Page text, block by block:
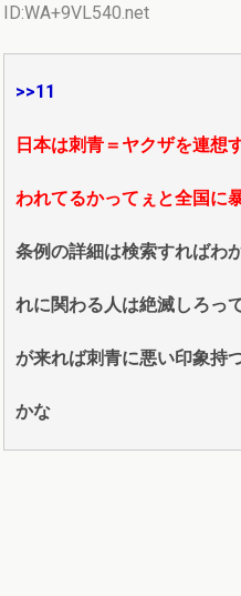
ID:WA+9VL540.net
>>11
日本は刺青＝ヤクザを連想
われてるかってぇと全国に
条例の詳細は検索すればわ
れに関わる人は絶滅しろっ
が来れば刺青に悪い印象持
かな